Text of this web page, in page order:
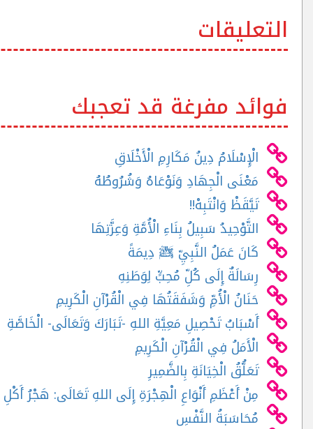
التعليقات
فوائد مفرغة قد تعجبك
الْإِسْلَامُ دِينُ مَكَارِمِ الْأَخْلَاقِ
مَعْنَى الْجِهَادِ وَنَوْعَاهُ وَشُرُوطُهُ
تَيَّقَظْ وَانْتَبِهْ!!
التَّوْحِيدُ سَبِيلُ بِنَاءِ الْأُمَّةِ وَعِزَّتِهَا
كَانَ عَمَلُ النَّبِيِّ ﷺ دِيمَةً
رِسَالَةٌ إِلَى كُلِّ مُحِبٍّ لِوَطَنِهِ
حَنَانُ الْأُمِّ وَشَفَقَتُهَا فِي الْقُرْآنِ الْكَرِيمِ
أَسْبَابُ تَحْصِيلِ مَعِيَّةِ اللهِ -تَبَارَكَ وَتَعَالَى- الْخَاصَّةِ
الْأَمَلُ فِي الْقُرْآنِ الْكَرِيمِ
تَعَلُّقُ الْخِيَانَةِ بِالضَّمِيرِ
مِنْ أَعْظَمِ أَنْوَاعِ الْهِجْرَةِ إِلَى اللهِ تَعَالَى: هَجْرُ أَكْلِ
مُحَاسَبَةُ النَّفْسِ